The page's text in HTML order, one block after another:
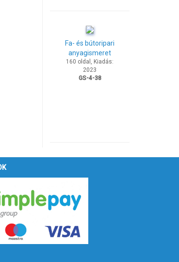
Fa- és bútoripari
anyagismeret
160 oldal, Kiadás:
2023
GS-4-38